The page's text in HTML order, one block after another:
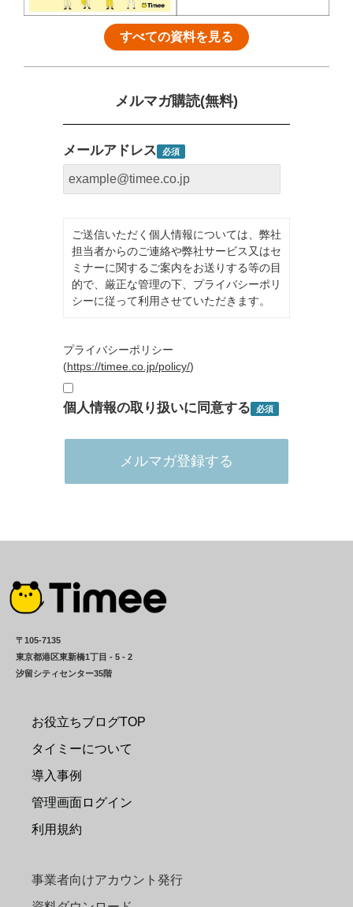
すべての資料を見る
メルマガ購読(無料)
メールアドレス
ご送信いただく個人情報については、弊社
担当者からのご連絡や弊社サービス又はセ
ミナーに関するご案内をお送りする等の目
的で、厳正な管理の下、プライバシーポリ
シーに従って利用させていただきます。
プライバシーポリシー
(https://timee.co.jp/policy/)
個人情報の取り扱いに同意する
〒105-7135
東京都港区東新橋1丁目 - 5 - 2
汐留シティセンター35階
お役立ちブログTOP
タイミーについて
導入事例
管理画面ログイン
利用規約
事業者向けアカウント発行